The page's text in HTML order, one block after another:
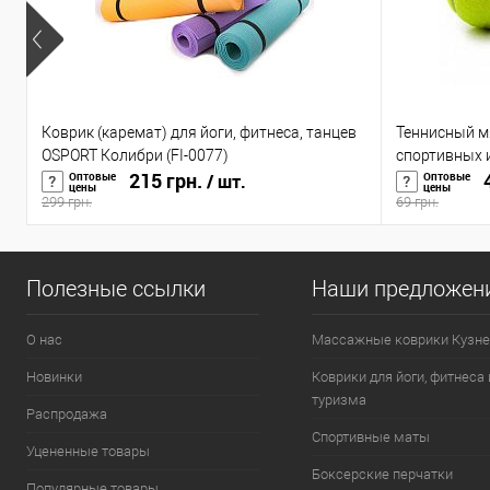
Коврик (каремат) для йоги, фитнеса, танцев
OSPORT Колибри (FI-0077)
Оптовые
цены 215 грн. / шт.
299 грн.
Теннисный
спортивных
Оптовые
цены
69 грн.
Полезные ссылки
О нас
Новинки
Распродажа
Уцененные товары
Наши
Массажные коврики
Коврики для йоги, фитнеса
туризма
Спортивные маты
Боксерские перчатки